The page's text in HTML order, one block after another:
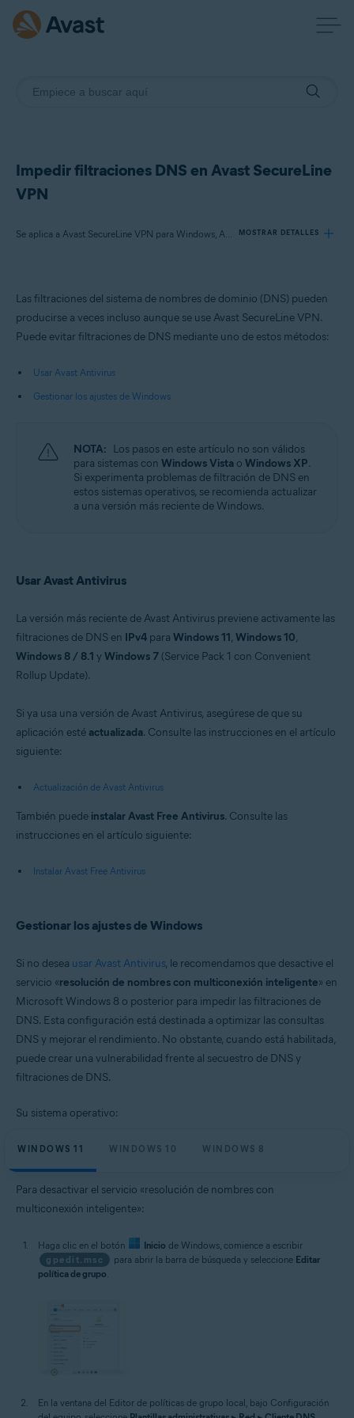
Impedir filtraciones DNS en Avast SecureLine
VPN
Se aplica a Avast SecureLine VPN para Windows, Avast Premium Security para Windows, Avast Free Antivirus para Windows MOSTRAR DETALLES
Productos:
Avast SecureLine VPN 5.x para Windows
Avast Free Antivirus 24.x para Windows
Sistemas operativos:
Microsoft Windows 11 Home/Pro/Enterprise/Education
Microsoft Windows 8/Pro/Enterprise - 32 o 64 bits
Microsoft Windows 7 Home Basic/Home
Premium/Professional/Enterprise/Ultimate - Service Pack 1 con
Convenient Rollup Update, 32 o 64 bits
Las filtraciones del sistema de nombres de dominio (DNS) pueden
producirse a veces incluso aunque se use Avast SecureLine VPN.
Puede evitar filtraciones de DNS mediante uno de estos métodos:
Usar Avast Antivirus
Gestionar los ajustes de Windows
NOTA: Los pasos en este artículo no son válidos
para sistemas con Windows Vista o Windows XP.
Si experimenta problemas de filtración de DNS en
estos sistemas operativos, se recomienda actualizar
a una versión más reciente de Windows.
Usar Avast Antivirus
La versión más reciente de Avast Antivirus previene activamente las
filtraciones de DNS en IPv4 para Windows 11, Windows 10,
Windows 8 / 8.1 y Windows 7 (Service Pack 1 con Convenient
Rollup Update).
Si ya usa una versión de Avast Antivirus, asegúrese de que su
aplicación esté actualizada. Consulte las instrucciones en el artículo
siguiente:
Actualización de Avast Antivirus
También puede instalar Avast Free Antivirus. Consulte las
instrucciones en el artículo siguiente:
Instalar Avast Free Antivirus
Gestionar los ajustes de Windows
Si no desea usar Avast Antivirus, le recomendamos que desactive el
servicio «resolución de nombres con multiconexión inteligente» en
Microsoft Windows 8 o posterior para impedir las filtraciones de
DNS. Esta configuración está destinada a optimizar las consultas
DNS y mejorar el rendimiento. No obstante, cuando está habilitada,
puede crear una vulnerabilidad frente al secuestro de DNS y
filtraciones de DNS.
Su sistema operativo:
WINDOWS 11 WINDOWS 10 WINDOWS 8
Para desactivar el servicio «resolución de nombres con
multiconexión inteligente»:
Haga clic en el botón Inicio de Windows, comience a escribir
gpedit.msc
para abrir la barra de búsqueda y seleccione Editar
política de grupo.
En la ventana del Editor de políticas de grupo local, bajo Configuración